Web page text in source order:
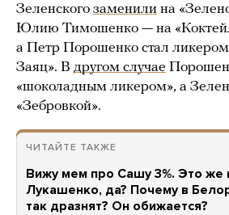
Зеленского заменили на
Юлию Тимошенко — на
а Петр Порошенко стал
Заяц». В другом случае
«шоколадным ликером», а
«Зебровкой».
ЧИТАЙТЕ ТАКЖЕ
Вижу мем про Сашу 3%. Это же
Лукашенко, да? Почему в
так дразнят? Он обижается?